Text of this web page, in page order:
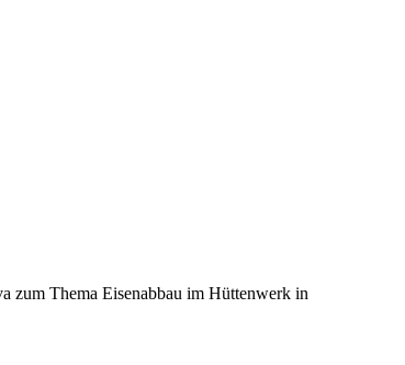
zum Thema Eisenabbau im Hüttenwerk in